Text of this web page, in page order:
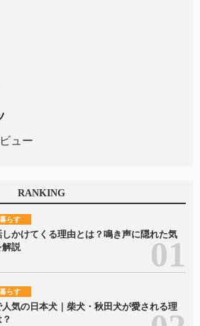
ュー
RANKING
らす
しかけてくる理由とは？鳴き声に隠れた気
解説
らす
人気の日本犬｜柴犬・秋田犬が愛される理